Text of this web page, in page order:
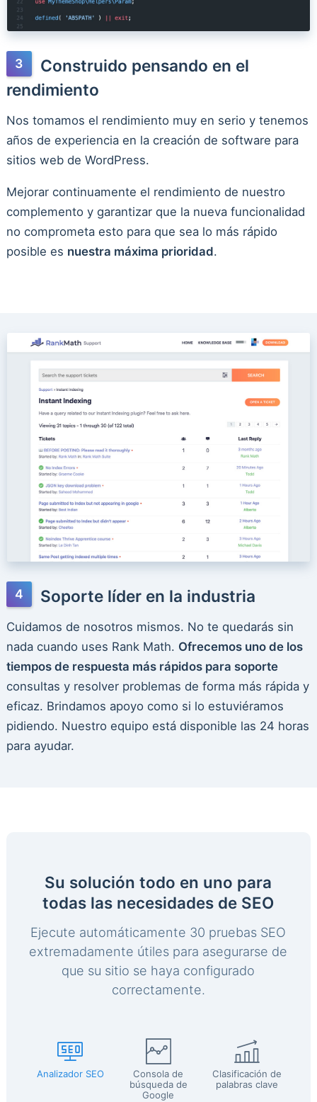
Construido pensando en el
rendimiento
Nos tomamos el rendimiento muy en serio y tenemos
años de experiencia en la creación de software para
sitios web de WordPress.
Mejorar continuamente el rendimiento de nuestro
complemento y garantizar que la nueva funcionalidad
no comprometa esto para que sea lo más rápido
posible es nuestra máxima prioridad.
Soporte líder en la industria
Cuidamos de nosotros mismos. No te quedarás sin
nada cuando uses Rank Math. Ofrecemos uno de los
tiempos de respuesta más rápidos para soporte
consultas y resolver problemas de forma más rápida y
eficaz. Brindamos apoyo como si lo estuviéramos
pidiendo. Nuestro equipo está disponible las 24 horas
para ayudar.
Su solución todo en uno para
todas las necesidades de SEO
Ejecute automáticamente 30 pruebas SEO
extremadamente útiles para asegurarse de
que su sitio se haya configurado
correctamente.
Analizador SEO
Consola de
búsqueda de
Google
Clasificación de
palabras clave